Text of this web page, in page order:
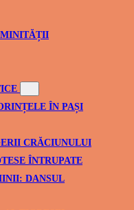
ÎN PAȘI
CRĂCIUNULUI
ÎNTRUPATE
DANSUL